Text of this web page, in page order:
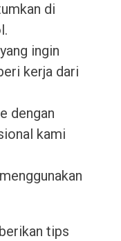
di
ingin
kerja dari
dengan
kami
tips